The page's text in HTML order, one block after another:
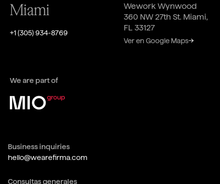
Miami
‎+1 (305) 934-8769
Wework Wynwood
360 NW 27th St. Miami,
FL 33127
Ver en Google Maps
We are part of
Business inquiries
hello@wearefirma.com
Consultas generales